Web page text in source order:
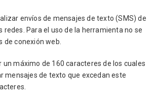
envíos de mensajes de texto (SMS) de
Para el uso de la herramienta no se
de conexión web.
máximo de 160 caracteres de los cuales
mensajes de texto que excedan este